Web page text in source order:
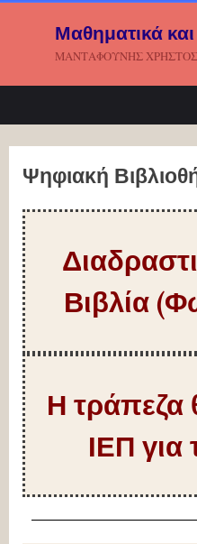
Μαθηματικά
ΜΑΝΤΑΦΟΥΝΗΣ ΧΡΗΣΤΟΣ
Ψηφιακή
Βιβλία
Η τράπεζα
ΙΕΠ για